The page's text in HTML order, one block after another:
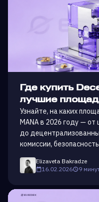
Где купить
лучшие
Узнайте, на каких
MANA в 2026 году —
до
комиссии,
Elizaveta Bakradze
16.02.2026
9